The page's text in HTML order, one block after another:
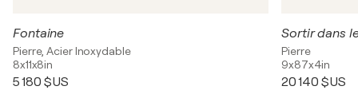
Fontaine
Pierre, Acier Inoxydable
8x11x8in
5 180 $US
Sortir dans
Pierre
9x87x4in
20 140 $US